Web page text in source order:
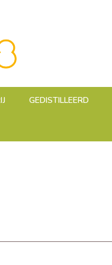
GEDISTILLEERD